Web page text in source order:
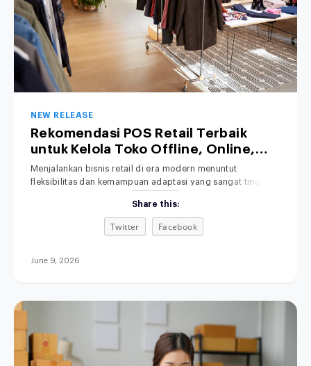
NEW RELEASE
Rekomendasi POS Retail Terbaik
untuk Kelola Toko Offline, Online,
hingga Bisnis Hybrid
Menjalankan bisnis retail di era modern menuntut
fleksibilitas dan kemampuan adaptasi yang sangat tinggi.
adalah POS retail terbaik untuk membantu mengelola
berbagai saluran penjualan secara efisien. Transaksi
penjualan kini tidak lagi hanya terjadi secara tatap muka di
Share this:
Twitter Facebook
June 9, 2026